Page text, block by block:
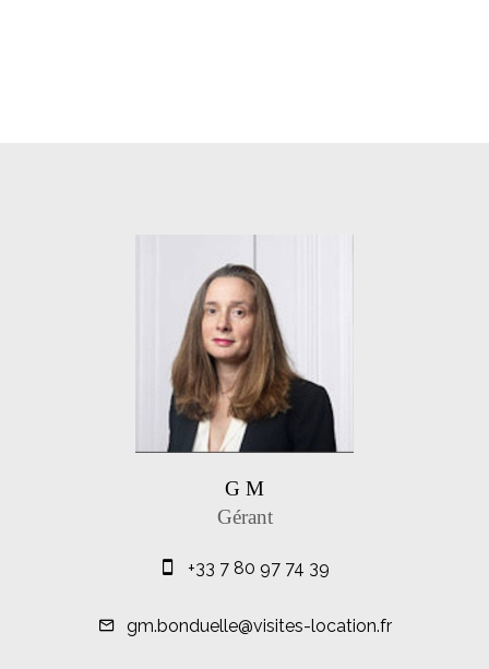
G M
Gérant
+33 7 80 97 74 39
gm.bonduelle@visites-location.fr